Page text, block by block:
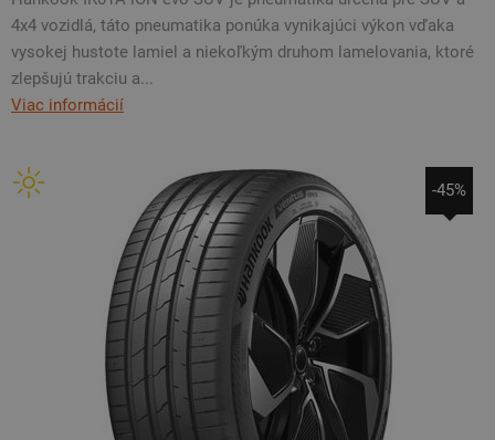
4x4 vozidlá, táto pneumatika ponúka vynikajúci výkon vďaka
vysokej hustote lamiel a niekoľkým druhom lamelovania, ktoré
zlepšujú trakciu a...
Viac informácií
-45%